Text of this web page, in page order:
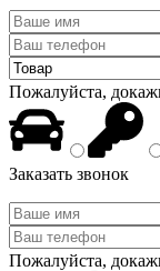
Пожалуйста,
Заказать звонок
Пожалуйста,